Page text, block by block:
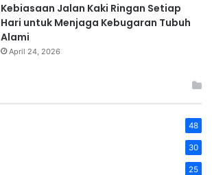
Kebiasaan Jalan Kaki Ringan Setiap
Hari untuk Menjaga Kebugaran Tubuh
Alami
April 24, 2026
48
30
25